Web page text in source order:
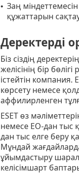
• Заң
құжаттарын
Деректерді
Біз сіздің
желісінің бір
істейтін
көрсету немесе
аффилирленген
ESET өз
немесе ЕО-дан тыс
дан тыс елге беру
Мұндай
ұйымдастыру
келісімшарт